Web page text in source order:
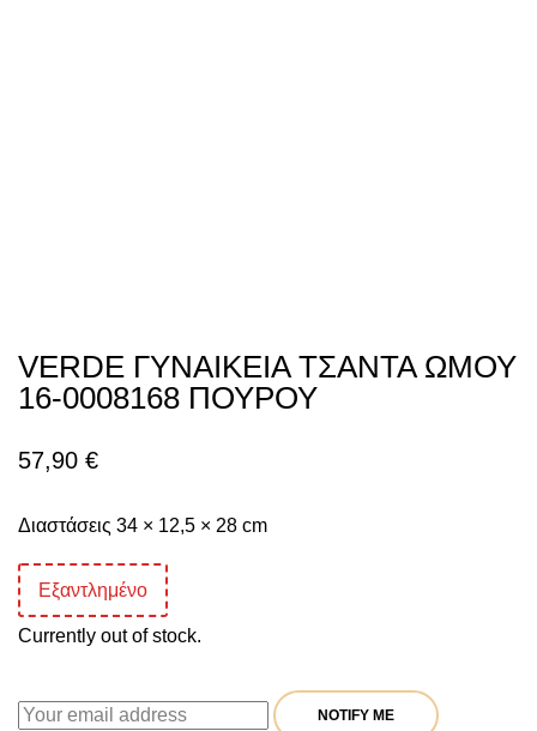
VERDE ΓΥΝΑΙΚΕΙΑ ΤΣΑΝΤΑ ΩΜΟΥ
16-0008168 ΠΟΥΡΟΥ
57,90 €
Διαστάσεις 34 × 12,5 × 28 cm
Εξαντλημένο
Currently out of stock.
NOTIFY ME